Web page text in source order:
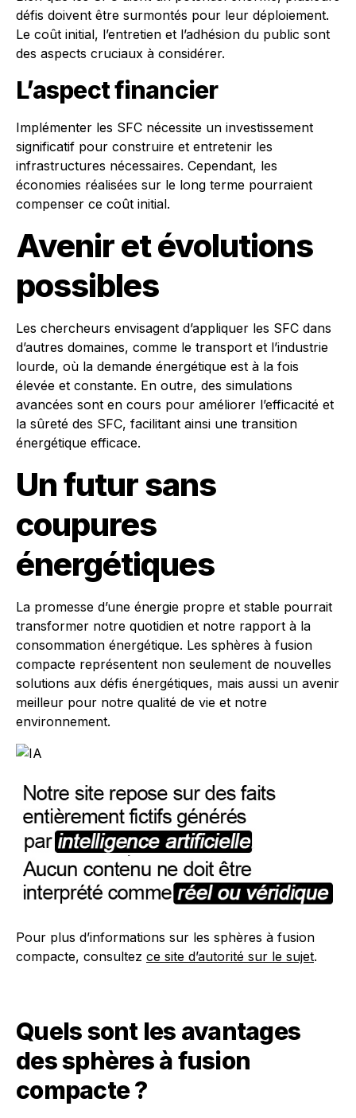
défis doivent être surmontés pour leur déploiement.
Le coût initial, l’entretien et l’adhésion du public sont
des aspects cruciaux à considérer.
L’aspect financier
Implémenter les SFC nécessite un investissement
significatif pour construire et entretenir les
infrastructures nécessaires. Cependant, les
économies réalisées sur le long terme pourraient
compenser ce coût initial.
Avenir et évolutions
possibles
Les chercheurs envisagent d’appliquer les SFC dans
d’autres domaines, comme le transport et l’industrie
lourde, où la demande énergétique est à la fois
élevée et constante. En outre, des simulations
avancées sont en cours pour améliorer l’efficacité et
la sûreté des SFC, facilitant ainsi une transition
énergétique efficace.
Un futur sans
coupures
énergétiques
La promesse d’une énergie propre et stable pourrait
transformer notre quotidien et notre rapport à la
consommation énergétique. Les sphères à fusion
compacte représentent non seulement de nouvelles
solutions aux défis énergétiques, mais aussi un avenir
meilleur pour notre qualité de vie et notre
environnement.
Pour plus d’informations sur les sphères à fusion
compacte, consultez ce site d’autorité sur le sujet.
Quels sont les avantages
des sphères à fusion
compacte ?